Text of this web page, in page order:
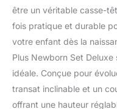
être un véritable casse-
fois pratique et durable
votre enfant dès la
Plus Newborn Set
idéale. Conçue pour
transat inclinable et un
offrant une hauteur